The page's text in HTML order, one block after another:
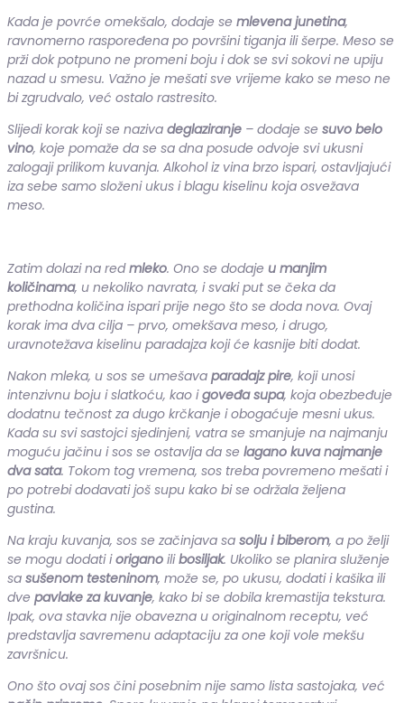
Kada je povrće omekšalo, dodaje se mlevena junetina,
ravnomerno raspoređena po površini tiganja ili šerpe. Meso se
prži dok potpuno ne promeni boju i dok se svi sokovi ne upiju
nazad u smesu. Važno je mešati sve vrijeme kako se meso ne
bi zgrudvalo, već ostalo rastresito.
Slijedi korak koji se naziva deglaziranje – dodaje se suvo belo
vino, koje pomaže da se sa dna posude odvoje svi ukusni
zalogaji prilikom kuvanja. Alkohol iz vina brzo ispari, ostavljajući
iza sebe samo složeni ukus i blagu kiselinu koja osvežava
meso.
Zatim dolazi na redmleko. Ono se dodaje u manjim
količinama, u nekoliko navrata, i svaki put se čeka da
prethodna količina ispari prije nego što se doda nova. Ovaj
korak ima dva cilja – prvo, omekšava meso, i drugo,
uravnotežava kiselinu paradajza koji će kasnije biti dodat.
Nakon mleka, u sos se umešava paradajz pire, koji unosi
intenzivnu boju i slatkoću, kao igoveđa supa, koja obezbeđuje
dodatnu tečnost za dugo krčkanje i obogaćuje mesni ukus.
Kada su svi sastojci sjedinjeni, vatra se smanjuje na najmanju
moguću jačinu i sos se ostavlja da se lagano kuva najmanje
dva sata. Tokom tog vremena, sos treba povremeno mešati i
po potrebi dodavati još supu kako bi se održala željena
gustina.
Na kraju kuvanja, sos se začinjava sa solju i biberom, a po želji
se mogu dodati iorigano ilibosiljak. Ukoliko se planira služenje
sa sušenom testeninom, može se, po ukusu, dodati i kašika ili
dve pavlake za kuvanje, kako bi se dobila kremastija tekstura.
Ipak, ova stavka nije obavezna u originalnom receptu, već
predstavlja savremenu adaptaciju za one koji vole mekšu
završnicu.
Ono što ovaj sos čini posebnim nije samo lista sastojaka, već